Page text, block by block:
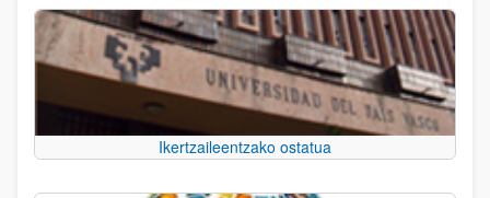
Ikertzaileentzako ostatua